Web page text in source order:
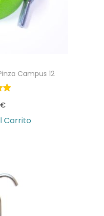
Campus 12
€
Carrito